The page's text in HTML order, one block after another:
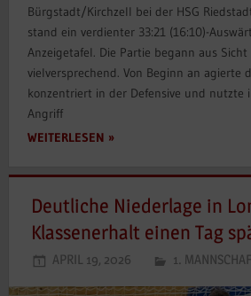
Bürgstadt/Kirchzell bei der HSG
stand ein verdienter 33:21 (16:10)-
Anzeigetafel. Die Partie begann aus Sicht
vielversprechend. Von Beginn an agierte
konzentriert in der Defensive und nutzte
Angriff
WEITERLESEN
Deutliche Niederlage in
Klassenerhalt einen Tag
APRIL 19, 2026 1.